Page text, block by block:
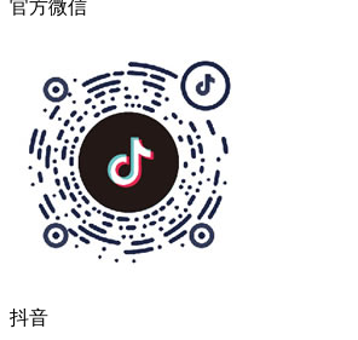
官方微信
抖音